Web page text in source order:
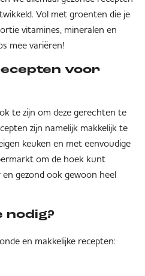
Vol met groenten die je
vitamines, mineralen en
mee variëren!
voor
te zijn om deze gerechten te
zijn namelijk makkelijk te
keuken en met eenvoudige
om de hoek kunt
gezond ook gewoon heel
nodig?
en makkelijke recepten: